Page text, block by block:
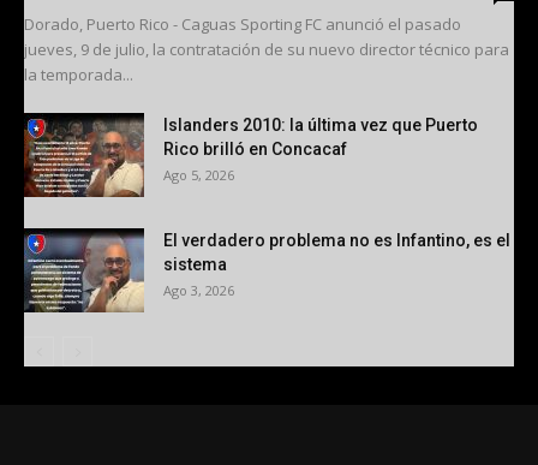
Dorado, Puerto Rico - Caguas Sporting FC anunció el pasado
jueves, 9 de julio, la contratación de su nuevo director técnico para
la temporada...
Islanders 2010: la última vez que Puerto
Rico brilló en Concacaf
Ago 5, 2026
El verdadero problema no es Infantino, es el
sistema
Ago 3, 2026